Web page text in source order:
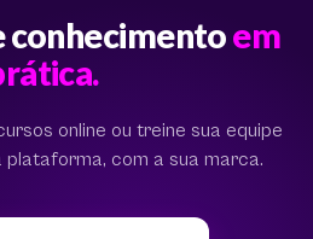
conhecimentoem
online ou treine sua equipe
plataforma, com a sua marca.